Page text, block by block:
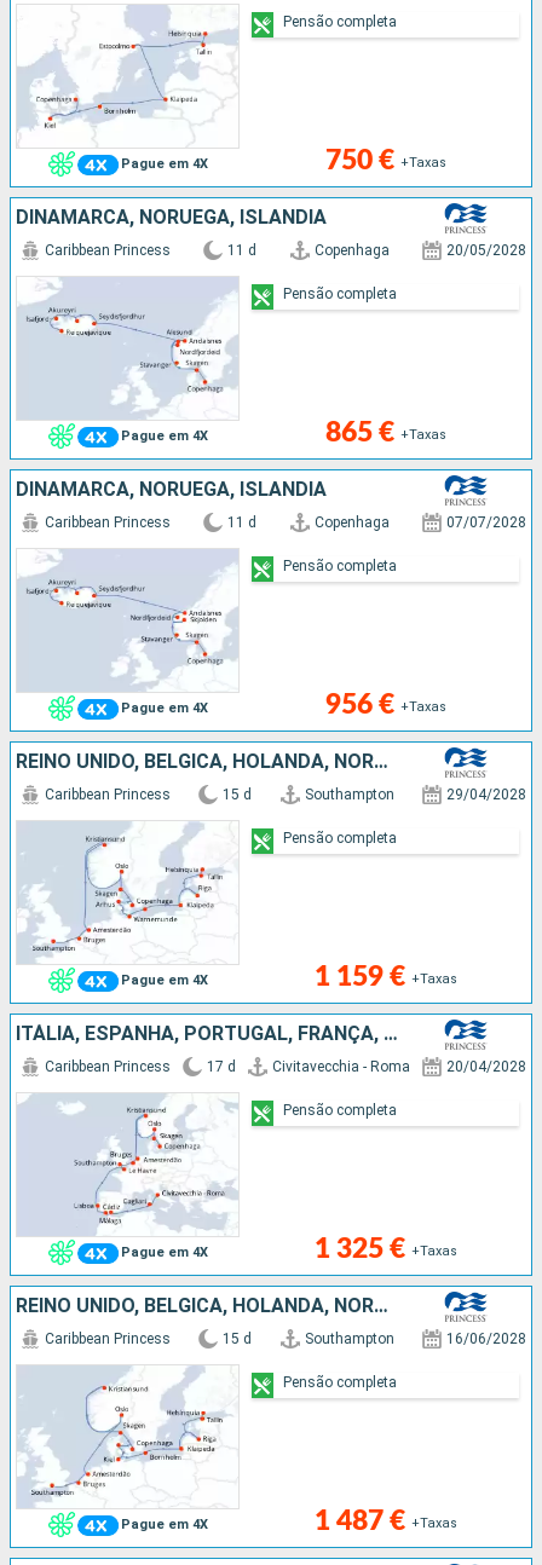
Pague em 4X 750 € +Taxas
Pensão completa
DINAMARCA, NORUEGA, ISLÂNDIA
Pague em 4X
Caribbean Princess 11 d Copenhaga 20/05/2028
865 € +Taxas
Pensão completa
DINAMARCA, NORUEGA, ISLÂNDIA
Pague em 4X
Caribbean Princess 11 d Copenhaga 07/07/2028
956 € +Taxas
Pensão completa
REINO UNIDO, BÉLGICA, HOLANDA, NORUEGA, DINAMARCA, ALEMANHA, LETÓNIA, ESTÓNIA, FINLÂNDIA
Pague em 4X
Caribbean Princess 15 d Southampton 29/04/2028
1 159 € +Taxas
Pensão completa
ITÁLIA, ESPANHA, PORTUGAL, FRANÇA, REINO UNIDO, BÉLGICA, HOLANDA, NORUEGA, DINAMARCA
Pague em 4X
Caribbean Princess 17 d Civitavecchia - Roma 20/04/2028
1 325 € +Taxas
Pensão completa
REINO UNIDO, BÉLGICA, HOLANDA, NORUEGA, DINAMARCA, ALEMANHA, LETÓNIA, ESTÓNIA, FINLÂNDIA
Pague em 4X
Caribbean Princess 15 d Southampton 16/06/2028
1 487 € +Taxas
Pensão completa